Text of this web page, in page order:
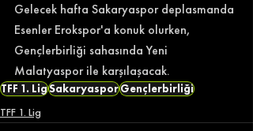
Gelecek hafta Sakaryaspor deplasmanda
Esenler Erokspor'a konuk olurken,
Gençlerbirliği sahasında Yeni
Malatyaspor ile karşılaşacak.
TFF 1. LigSakaryasporGençlerbirliği
TFF 1. Lig